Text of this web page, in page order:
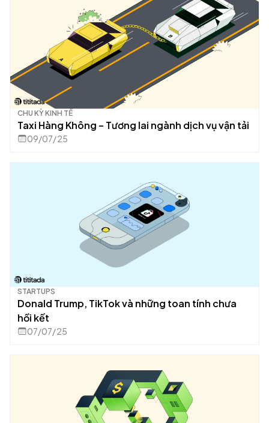
CHU KỲ KINH TẾ
Taxi Hàng Không – Tương lai ngành dịch vụ vận tải
09/07/25
STARTUPS
Donald Trump, TikTok và những toan tính chưa
hồi kết
07/07/25